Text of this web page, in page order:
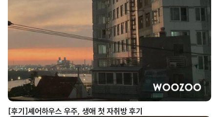
[후기]셰어하우스 우주, 생애 첫 자취방 후기